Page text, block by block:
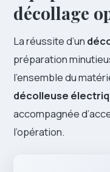
décollage
La réussite d’un
préparation
l’ensemble du
décolleuse
accompagnée
l’opération.